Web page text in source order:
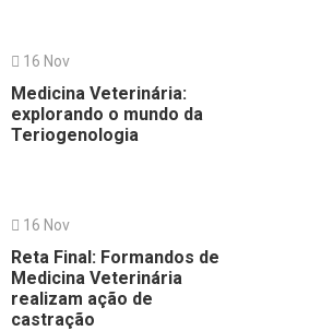
16 Nov
Medicina Veterinária:
explorando o mundo da
Teriogenologia
16 Nov
Reta Final: Formandos de
Medicina Veterinária
realizam ação de
castração